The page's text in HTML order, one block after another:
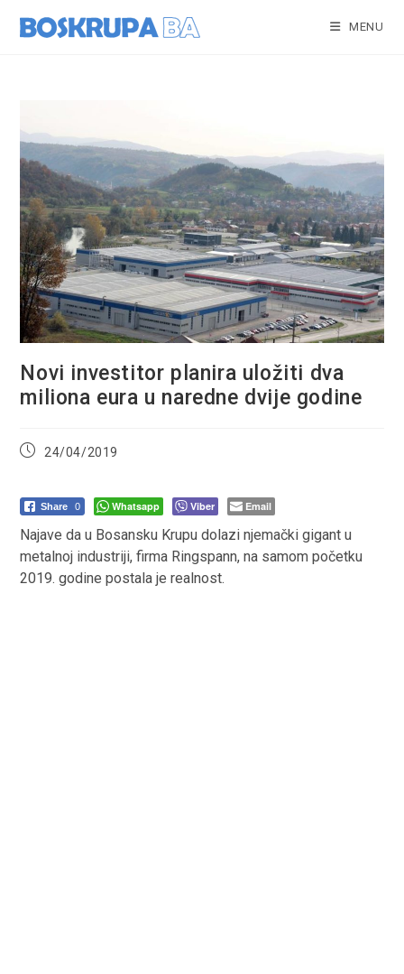
MENU
Novi investitor planira uložiti dva
miliona eura u naredne dvije godine
Post24/04/2019
Share 0 Whatsapp Viber Email
Najave da u Bosansku Krupu dolazi njemački gigant u
metalnoj industriji, firma Ringspann, na samom početku
2019. godine postala je realnost.